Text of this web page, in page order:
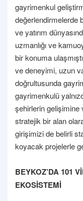
gayrimenkul
değerlendirmelerde
ve yatırım
uzmanlığı ve
bir konuma
ve deneyimi, uzun
doğrultusunda
gayrimenkulü
şehirlerin gelişimine
stratejik bir alan
girişimizi de belirli
koyacak projelerle
BEYKOZ’DA 101
EKOSİSTEMİ